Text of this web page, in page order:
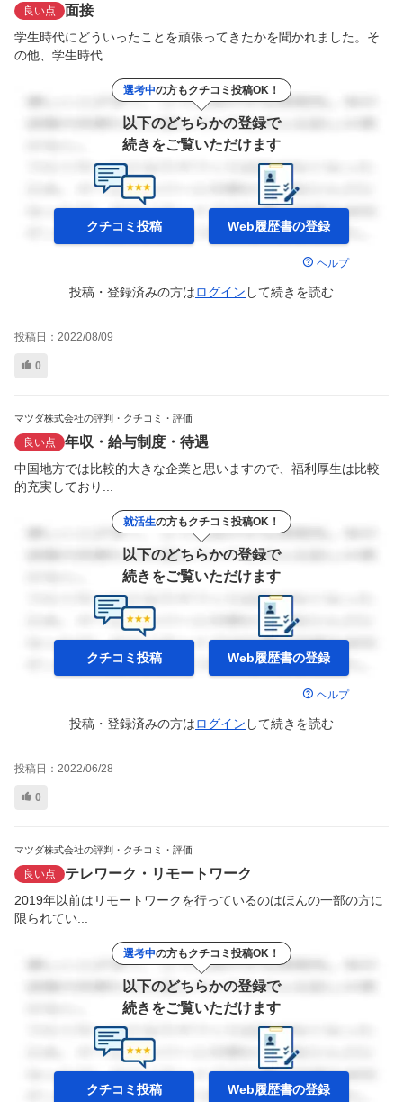
良い点 面接
学生時代にどういったことを頑張ってきたかを聞かれました。そ
の他、学生時代...
選考中の方もクチコミ投稿OK！
以下のどちらかの登録で
続きをご覧いただけます
クチコミ投稿 Web履歴書の登録
ヘルプ
投稿・登録済みの方はログイン して続きを読む
投稿日： 2022/08/09
0
マツダ株式会社の評判・クチコミ・評価
良い点 年収・給与制度・待遇
中国地方では比較的大きな企業と思いますので、福利厚生は比較
的充実しており...
就活生の方もクチコミ投稿OK！
以下のどちらかの登録で
続きをご覧いただけます
クチコミ投稿 Web履歴書の登録
ヘルプ
投稿・登録済みの方はログイン して続きを読む
投稿日： 2022/06/28
0
マツダ株式会社の評判・クチコミ・評価
良い点 テレワーク・リモートワーク
2019年以前はリモートワークを行っているのはほんの一部の方に
限られてい...
選考中の方もクチコミ投稿OK！
以下のどちらかの登録で
続きをご覧いただけます
クチコミ投稿 Web履歴書の登録